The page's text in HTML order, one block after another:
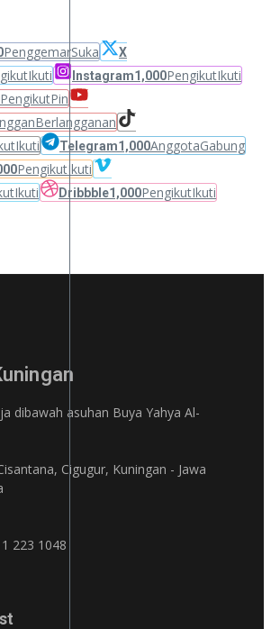
PenggemarSuka
X
Ikuti Instagram1,000PengikutIkuti
PengikutPin
Berlangganan
Ikuti Telegram1,000AnggotaGabung
PengikutIkuti
Ikuti Dribbble1,000PengikutIkuti
dibawah asuhan Buya Yahya Al-
Cigugur, Kuningan - Jawa
223 1048